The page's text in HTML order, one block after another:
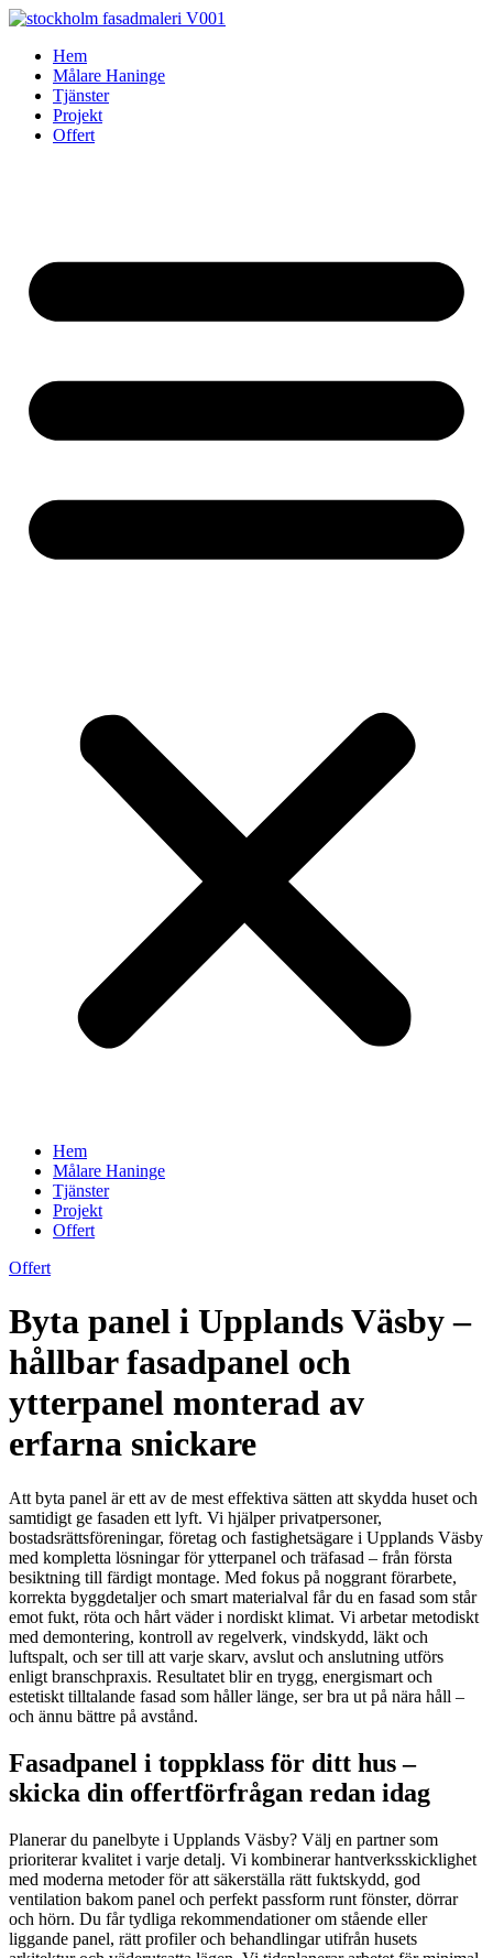
Skip
contentHem
Målare Haninge
Tjänster
Projekt
Offert
Hem
Målare Haninge
Tjänster
Projekt
Offert
Offert
Byta panel i Upplands Väsby –
hållbar fasadpanel och
ytterpanel monterad av
erfarna snickare
Att byta panel är ett av de mest effektiva sätten att skydda huset och
samtidigt ge fasaden ett lyft. Vi hjälper privatpersoner,
bostadsrättsföreningar, företag och fastighetsägare i Upplands Väsby
med kompletta lösningar för ytterpanel och träfasad – från första
besiktning till färdigt montage. Med fokus på noggrant förarbete,
korrekta byggdetaljer och smart materialval får du en fasad som står
emot fukt, röta och hårt väder i nordiskt klimat. Vi arbetar metodiskt
med demontering, kontroll av regelverk, vindskydd, läkt och
luftspalt, och ser till att varje skarv, avslut och anslutning utförs
enligt branschpraxis. Resultatet blir en trygg, energismart och
estetiskt tilltalande fasad som håller länge, ser bra ut på nära håll –
och ännu bättre på avstånd.
Fasadpanel i toppklass för ditt hus –
skicka din offertförfrågan redan idag
Planerar du panelbyte i Upplands Väsby? Välj en partner som
prioriterar kvalitet i varje detalj. Vi kombinerar hantverksskicklighet
med moderna metoder för att säkerställa rätt fuktskydd, god
ventilation bakom panel och perfekt passform runt fönster, dörrar
och hörn. Du får tydliga rekommendationer om stående eller
liggande panel, rätt profiler och behandlingar utifrån husets